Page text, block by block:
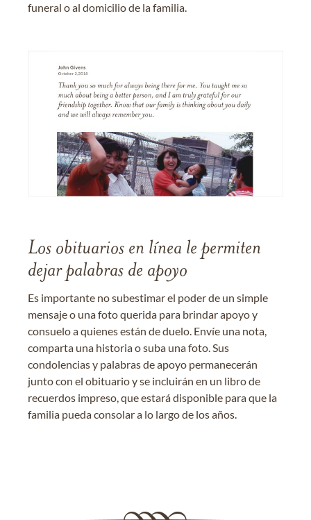
funeral o al domicilio de la familia.
Los obituarios en línea le permiten
dejar palabras de apoyo
Es importante no subestimar el poder de un simple
mensaje o una foto querida para brindar apoyo y
consuelo a quienes están de duelo. Envíe una nota,
comparta una historia o suba una foto. Sus
condolencias y palabras de apoyo permanecerán
junto con el obituario y se incluirán en un libro de
recuerdos impreso, que estará disponible para que la
familia pueda consolar a lo largo de los años.